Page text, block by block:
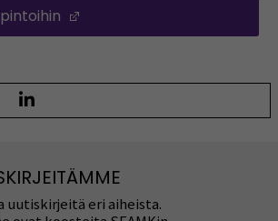
uutiskirjeitä eri aiheista.